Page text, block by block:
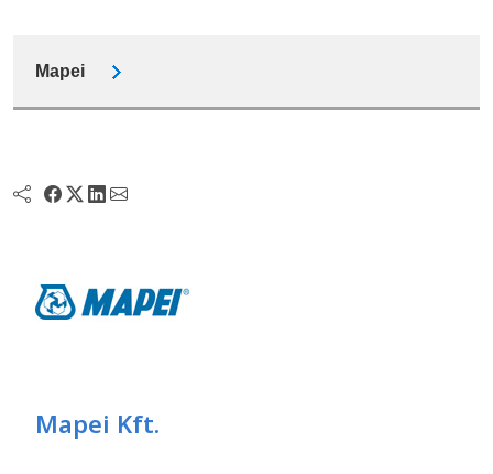
Mapei
Mapei Kft.